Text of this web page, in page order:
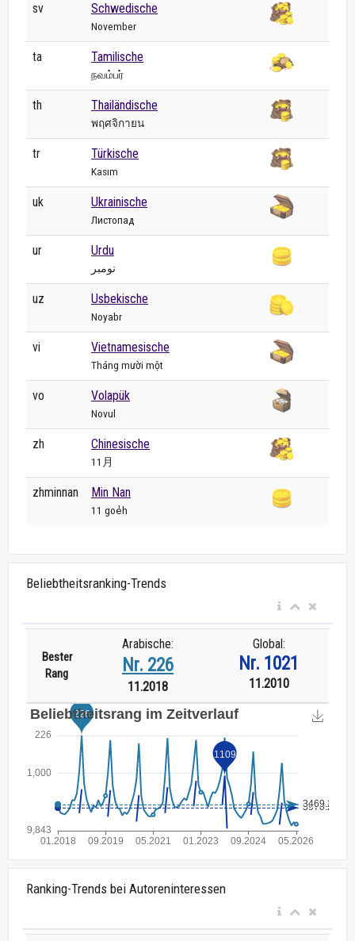
sv Schwedische
November
ta Tamilische
நவம்பர்
th Thailändische
พฤศจิกายน
tr Türkische
Kasım
uk Ukrainische
Листопад
ur Urdu
نومبر
uz Usbekische
Noyabr
vi Vietnamesische
Tháng mười một
vo Volapük
Novul
zh Chinesische
11月
zhminnan Min Nan
11 goe̍h
Beliebtheitsranking-Trends
Bester
Rang
Arabische:
Nr. 226
11.2018
Global:
Nr. 1021
11.2010
Ranking-Trends bei Autoreninteressen